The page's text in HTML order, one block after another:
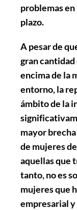
problemas
plazo.
A pesar de
gran
encima de la
entorno, la
ámbito de la
mayor
de mujeres
aquellas que
tanto, no es
mujeres que
empresarial